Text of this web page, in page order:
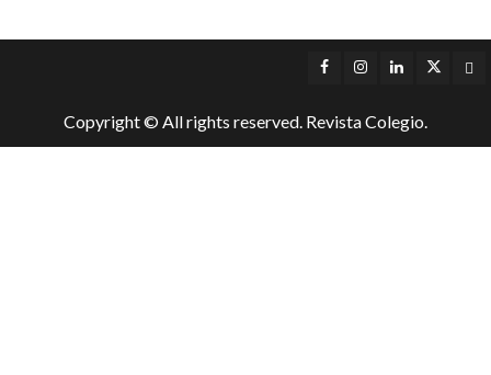
Facebook
Instagram
LinkedInTwitter
Copyright © All rights reserved. Revista Colegio.